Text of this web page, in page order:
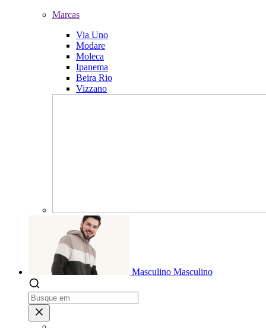
Marcas
Via Uno
Modare
Moleca
Ipanema
Beira Rio
Vizzano
Masculino Masculino